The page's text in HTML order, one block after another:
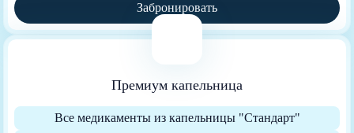
Забронировать
Премиум капельница
Все медикаменты из капельницы "Стандарт"